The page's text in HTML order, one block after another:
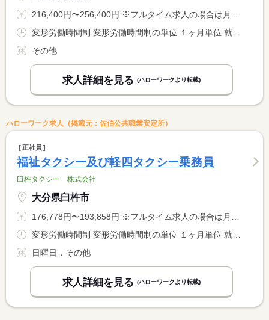
216,400円〜256,400円 ※フルタイム求人の場合は月額（換算額）、パート求人の場合は時間額を表示しています。
その他
求人詳細を見る (ハローワークより転載)
ハローワーク求人（掲載元：佐伯公共職業安定所）
正社員
福祉タクシー及び軽四タクシー乗務員
臼杵タクシー 株式会社
大分県臼杵市
176,778円〜193,858円 ※フルタイム求人の場合は月額（換算額）、パート求人の場合は時間額を表示しています。
日曜日，その他
求人詳細を見る (ハローワークより転載)